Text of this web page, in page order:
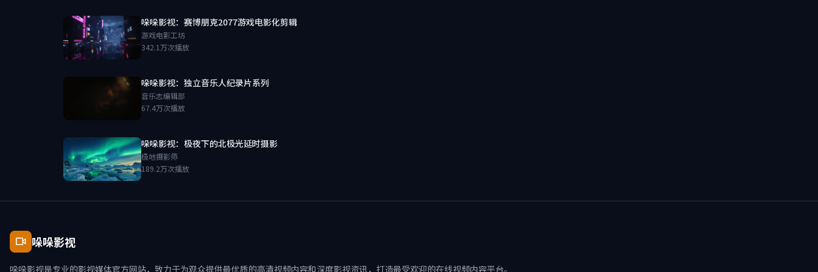
哚哚影视：赛博朋克2077游戏电影化剪辑
游戏电影工坊
342.1万次播放
哚哚影视：独立音乐人纪录片系列
音乐志编辑部
67.4万次播放
哚哚影视：极夜下的北极光延时摄影
极地摄影师
189.2万次播放
哚哚影视
哚哚影视是专业的影视媒体官方网站，致力于为观众提供最优质的高清视频内容和深度影视资讯，打造最受欢迎的在线视频内容平台。